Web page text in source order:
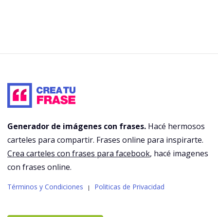
Generador de imágenes con frases. Hacé hermosos
carteles para compartir. Frases online para inspirarte.
Crea carteles con frases para facebook, hacé imagenes
con frases online.
Términos y Condiciones | Politicas de Privacidad